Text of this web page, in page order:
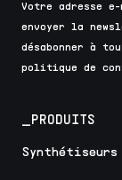
Votre adresse
envoyer la
désabonner à
politique de
_PRODUITS